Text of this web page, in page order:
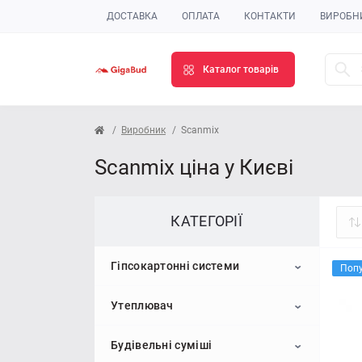
ДОСТАВКА ОПЛАТА КОНТАКТИ
Каталог товарів
Виробник Scanmix
Scanmix ціна у Києві
КАТЕГОРІЇ
Гіпсокартонні системи
Гіпсокартон
Стельовий гіпсокартон
Профіль для гіпсокартону
Утеплювач
Пінопласт
Будівельні суміші